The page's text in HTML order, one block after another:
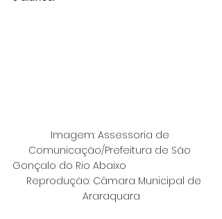
Imagem: Assessoria de
Comunicação/Prefeitura de São
Gonçalo do Rio Abaixo
   Reprodução: Câmara Municipal de
Araraquara